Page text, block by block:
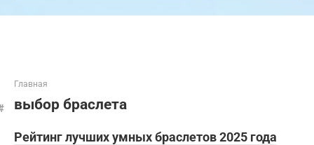
Главная
выбор браслета
Рейтинг лучших умных браслетов 2025 года